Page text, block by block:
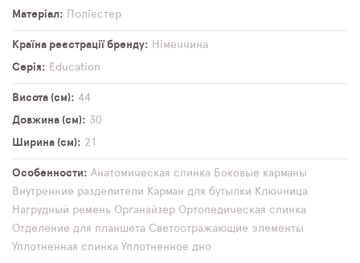
Матеріал
Поліестер
Країна реєстрації бренду
Німеччина
Серія
Education
Висота (см)
44
Довжина (см)
30
Ширина (см)
21
Особенности Анатомическая спинка Боковые карманы
Внутренние разделители Карман для бутылки Ключница
Нагрудный ремень Органайзер Ортопедическая спинка
Отделение для планшета Светоотражающие элементы
Уплотненная спинка Уплотненное дно